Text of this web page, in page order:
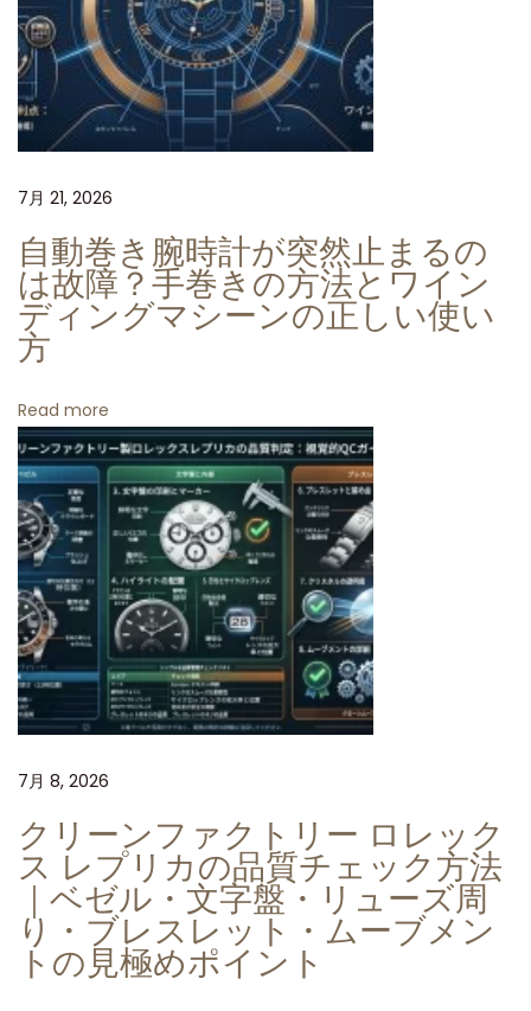
：
ロ
レ
ッ
ク
イ
ト
ナ
1
6
5
0
9
ス
チ
ー
ル
/
ブ
ッ
ダ
イ
ヤ
ル
の
7月 21, 2026
自動巻き腕時計が突然止まるの
は故障？手巻きの方法とワイン
ディングマシーンの正しい使い
方
Read more
7月 8, 2026
クリーンファクトリー ロレック
ス レプリカの品質チェック方法
｜ベゼル・文字盤・リューズ周
り・ブレスレット・ムーブメン
トの見極めポイント